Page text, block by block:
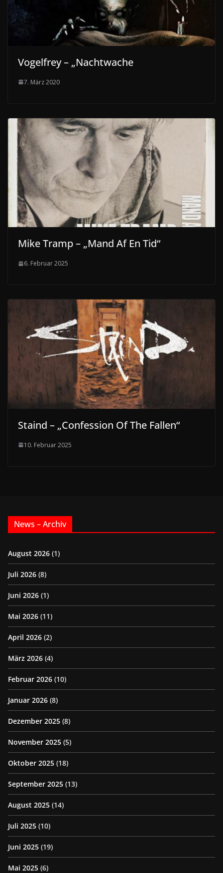
Vogelfrey – „Nachtwache
7. März 2020
Mike Tramp – „Mand Af En Tid“
6. Februar 2025
Staind – „Confession Of The Fallen“
10. Februar 2025
News – Archiv
August 2026 (1)
Juli 2026 (8)
Juni 2026 (1)
Mai 2026 (11)
April 2026 (2)
März 2026 (4)
Februar 2026 (10)
Januar 2026 (8)
Dezember 2025 (8)
November 2025 (5)
Oktober 2025 (18)
September 2025 (13)
August 2025 (14)
Juli 2025 (10)
Juni 2025 (19)
Mai 2025 (6)